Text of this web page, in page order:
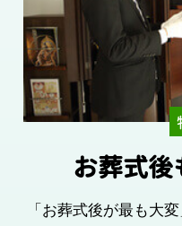
お葬式後
「お葬式後が最も大